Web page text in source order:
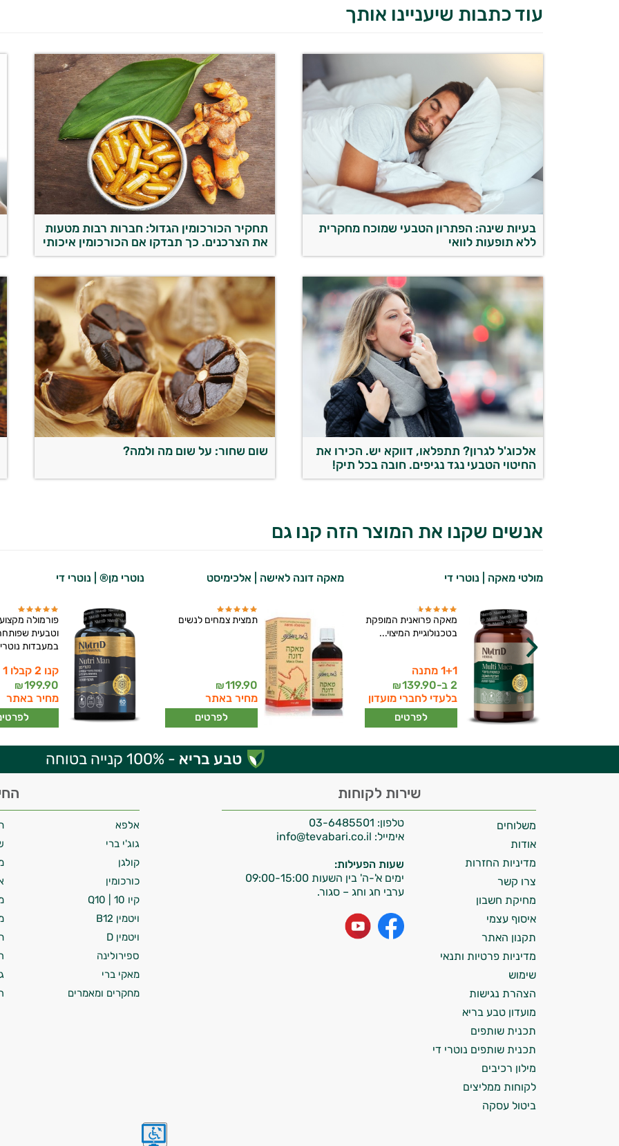
עוד כתבות שיעניינו אותך
בעיות שינה: הפתרון הטבעי שמוכח מחקרית
ללא תופעות לוואי
תחקיר הכורכומין הגדול: חברות רבות מטעות
את הצרכנים. כך תבדקו אם הכורכומין איכותי
אלכוג'ל לגרון? תתפלאו, דווקא יש. הכירו את
החיטוי הטבעי נגד נגיפים. חובה בכל תיק!
שום שחור: על שום מה ולמה?
אנשים שקנו את המוצר הזה קנו גם
מולטי מאקה | נוטרי די
מאקה פרואנית המופקת
בטכנולוגיית המיצוי...
1+1 מתנה
2 ב-
139.90
₪
בלעדי לחברי מועדון
לפרטים
מאקה דונה לאישה | אלכימיסט
תמצית צמחים לנשים
119.90
₪
מחיר באתר
לפרטים
נוטרי מן® | נוטרי די
פורמולה
וטבעית
במעבדות
קנו 2 קבלו 1 מתנה
199.90
₪
מחיר באתר
טבע בריא - 100% קנייה בטוחה
שירות לקוחות
טלפון: 03-6485501
אימייל:
שעות הפעילות:
ימים א'-ה' בין השעות 09:00-15:00
ערבי חג וחג – סגור.
משלוחים
אודות
מדיניות החזרות
צרו קשר
מחיקת חשבון
איסוף עצמי
תקנון האתר
מדיניות פרטיות ותנאי
שימוש
הצהרת נגישות
מועדון טבע בריא
תכנית שותפים
תכנית שותפים נוטרי די
מילון רכיבים
לקוחות ממליצים
ביטול עסקה
אלפא
גוג'י ברי
קולגן
כורכומין
קיו 10 | Q10
ויטמין B12
ויטמין D
ספירולינה
מאקי ברי
מחקרים ומאמרים
יועץ בריאות אישי AI
התשובות שלי מבוססות על מאגרי מידע קליניים
וספרות מקצועית בתחומי הרפואה הטבעית
ותזונת הספורט.
אני כאן כדי לעזור לך להתאים את תוספי
התזונה ומוצרי הבריאות המדויקים למטרות
ולמצב הגופני שלך, ולהסביר לך אילו רכיבים
עובדים יחד כדי למקסם תוצאות גם בחיי היום
המטרה שלי היא להתאים עבורך המלצות
אישיות מבוססות מדעית.
זה הזמן להתחיל. איך אוכל לעזור?